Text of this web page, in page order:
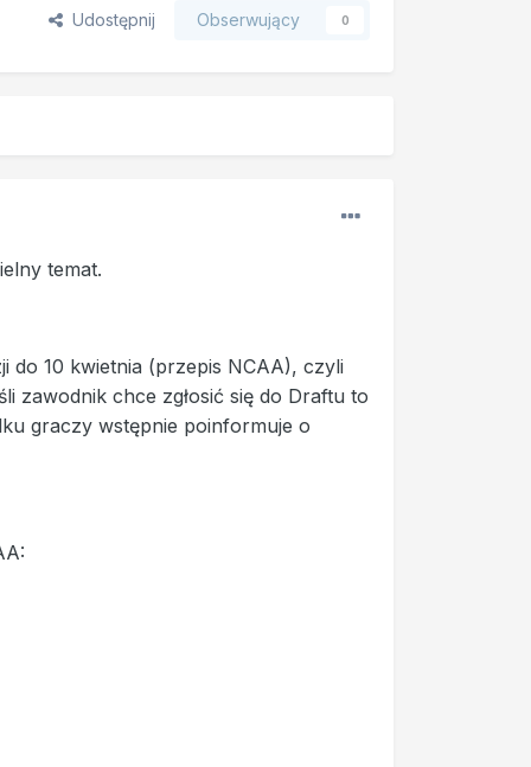
Udostępnij Obserwujący 0
temat.
do 10 kwietnia (przepis NCAA), czyli
zawodnik chce zgłosić się do Draftu to
graczy wstępnie poinformuje o